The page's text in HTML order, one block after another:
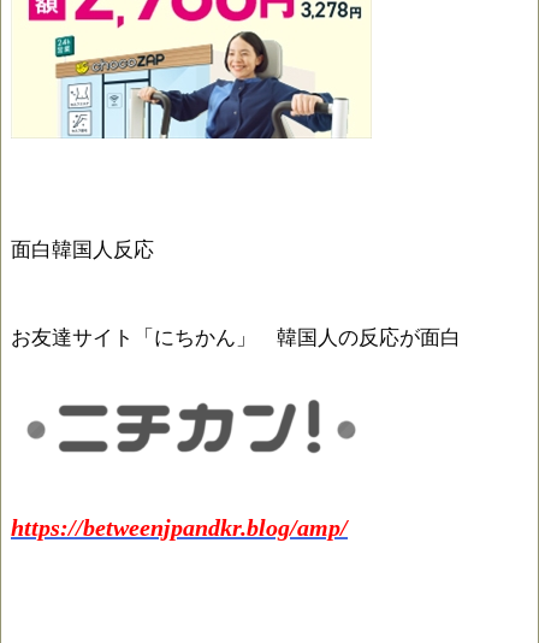
面白韓国人反応
お友達サイト「にちかん」 韓国人の反応が面白
https://betweenjpandkr.blog/amp/